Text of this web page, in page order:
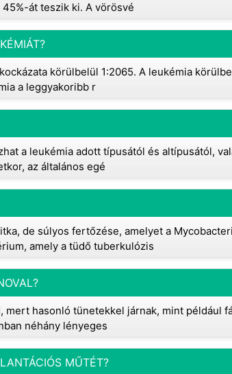
át teszik ki. A vörösvé
körülbelül 1:2065. A leukémia
a leggyakoribb r
a leukémia adott típusától és altípusától,
az általános egé
de súlyos fertőzése, amelyet a
amely a tüdő tuberkulózis
hasonló tünetekkel járnak, mint például
néhány lényeges
MŰTÉT?